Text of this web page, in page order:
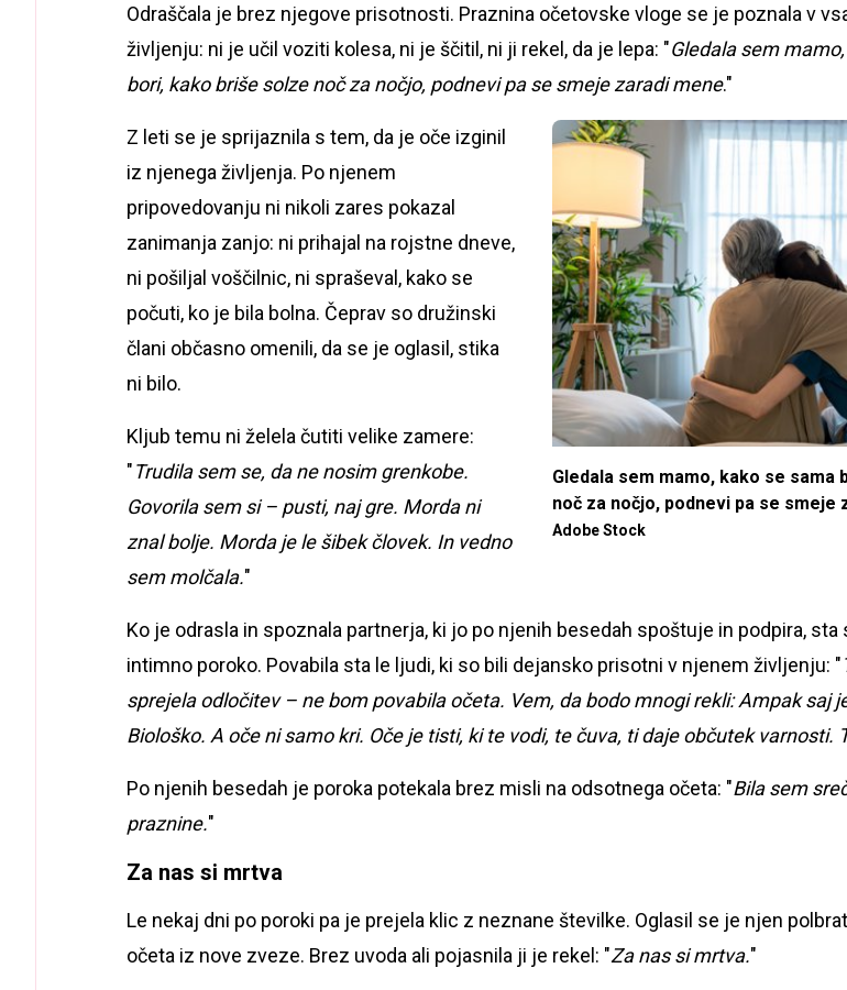
Odraščala je brez njegove prisotnosti. Praznina očetovske vloge se je poznala v
življenju: ni je učil voziti kolesa, ni je ščitil, ni ji rekel, da je lepa: "Gledala sem
bori, kako briše solze noč za nočjo, podnevi pa se smeje zaradi mene."
Gledala sem mamo, kako se sama
noč za nočjo, podnevi pa se smeje
Adobe Stock
Z leti se je sprijaznila s tem, da je oče izginil
iz njenega življenja. Po njenem
pripovedovanju ni nikoli zares pokazal
zanimanja zanjo: ni prihajal na rojstne dneve,
ni pošiljal voščilnic, ni spraševal, kako se
počuti, ko je bila bolna. Čeprav so družinski
člani občasno omenili, da se je oglasil, stika
ni bilo.
Kljub temu ni želela čutiti velike zamere:
"Trudila sem se, da ne nosim grenkobe.
Govorila sem si – pusti, naj gre. Morda ni
znal bolje. Morda je le šibek človek. In vedno
sem molčala."
Ko je odrasla in spoznala partnerja, ki jo po njenih besedah spoštuje in podpira, sta
intimno poroko. Povabila sta le ljudi, ki so bili dejansko prisotni v njenem življenju: "
sprejela odločitev – ne bom povabila očeta. Vem, da bodo mnogi rekli: Ampak saj
Biološko. A oče ni samo kri. Oče je tisti, ki te vodi, te čuva, ti daje občutek varnosti.
Po njenih besedah je poroka potekala brez misli na odsotnega očeta: "Bila sem
praznine."
Za nas si mrtva
Le nekaj dni po poroki pa je prejela klic z neznane številke. Oglasil se je njen
očeta iz nove zveze. Brez uvoda ali pojasnila ji je rekel: "Za nas si mrtva."